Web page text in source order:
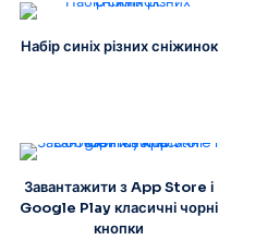
Набір синіх різних сніжинок
Завантажити з App Store і
Google Play класичні чорні
кнопки